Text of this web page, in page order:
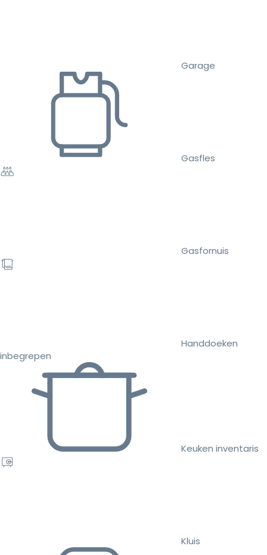
Garage
Gasfles
Gasfornuis
Handdoeken
inbegrepen
Keuken inventaris
Kluis